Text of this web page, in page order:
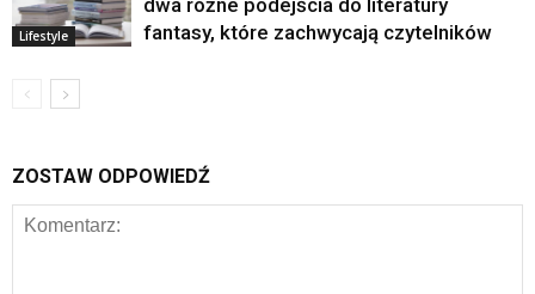
Lifestyle
fantasy, które zachwycają czytelników
ZOSTAW ODPOWIEDŹ